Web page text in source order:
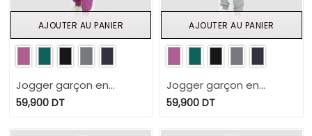
Jogger garçon en
molleton
59,900DT
AJOUTER AU PANIER
Jogger garçon en
molleton
59,900 DT
AJOUTER AU PANIER